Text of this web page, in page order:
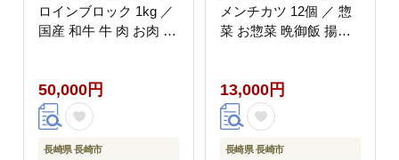
ロインブロック 1kg ／
国産 和牛 牛 肉 お肉 ス
50,000円
長崎県 長崎市
メンチカツ 12個 ／ 惣
菜 お惣菜 晩御飯 揚げ
市
13,000円
長崎県 長崎市